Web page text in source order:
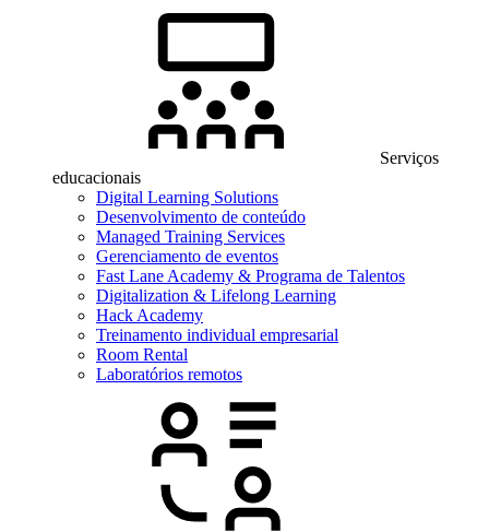
Serviços
educacionais
Digital Learning Solutions
Desenvolvimento de conteúdo
Managed Training Services
Gerenciamento de eventos
Fast Lane Academy & Programa de Talentos
Digitalization & Lifelong Learning
Hack Academy
Treinamento individual empresarial
Room Rental
Laboratórios remotos